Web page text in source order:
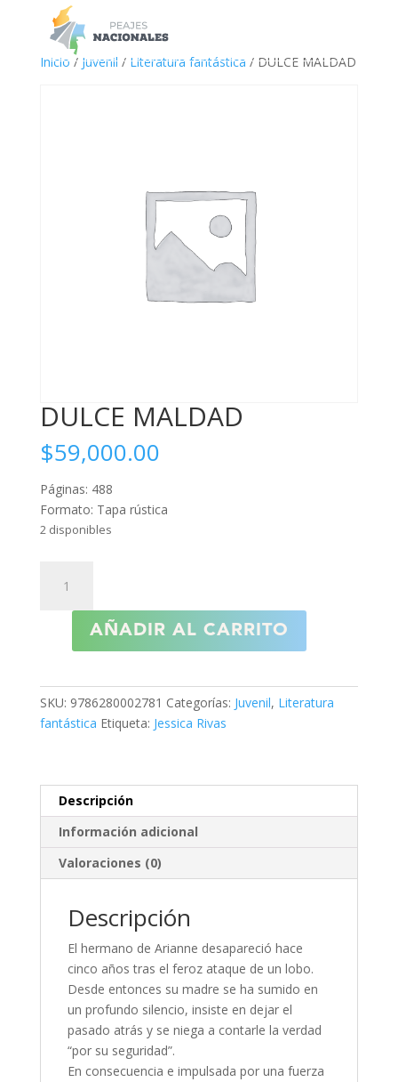
Inicio / Juvenil / Literatura fantástica / DULCE MALDAD
DULCE MALDAD
$59,000.00
Páginas: 488
Formato: Tapa rústica
2 disponibles
MALDAD
cantidad
AÑADIR AL CARRITO
SKU: 9786280002781 Categorías: Juvenil, Literatura
fantástica Etiqueta: Jessica Rivas
Descripción
Información adicional
Valoraciones (0)
Descripción
El hermano de Arianne desapareció hace
cinco años tras el feroz ataque de un lobo.
Desde entonces su madre se ha sumido en
un profundo silencio, insiste en dejar el
pasado atrás y se niega a contarle la verdad
“por su seguridad”.
En consecuencia e impulsada por una fuerza